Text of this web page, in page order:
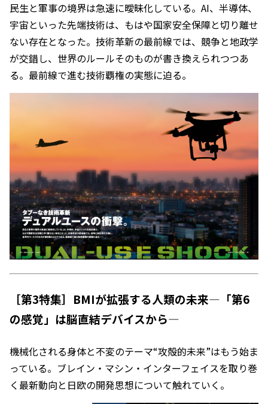
民生と軍事の境界は急速に曖昧化している。AI、半導体、
宇宙といった先端技術は、もはや国家安全保障と切り離せ
ない存在となった。技術革新の最前線では、競争と地政学
が交錯し、世界のルールそのものが書き換えられつつあ
る。最前線で進む技術覇権の実態に迫る。
［第3特集］BMIが拡張する人類の未来―「第6
の感覚」は脳直結デバイスから―
機械化される身体と不変のテーマ“攻殻的未来”はもう始ま
っている。ブレイン・マシン・インターフェイスを取り巻
く最新動向と日欧の開発思想について触れていく。